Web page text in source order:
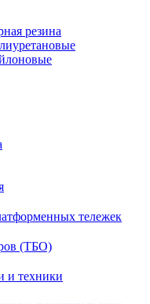
резина
тележек
(ТБО)
и техники